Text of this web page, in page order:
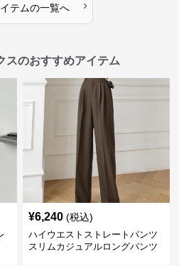
テムの一覧へ ›
スのおすすめアイテム
¥6,240 (税込)
ハイウエストストレートパンツ
スリムカジュアルロングパンツ